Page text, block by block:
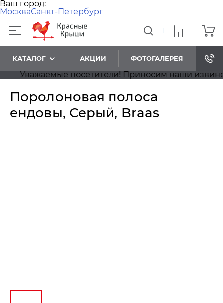
Ваш город:
МоскваСанкт-Петербург
КАТАЛОГ АКЦИИ ФОТОГАЛЕРЕЯ
Уважаемые посетители! Приносим наши
Поролоновая полоса
ендовы, Серый, Braas